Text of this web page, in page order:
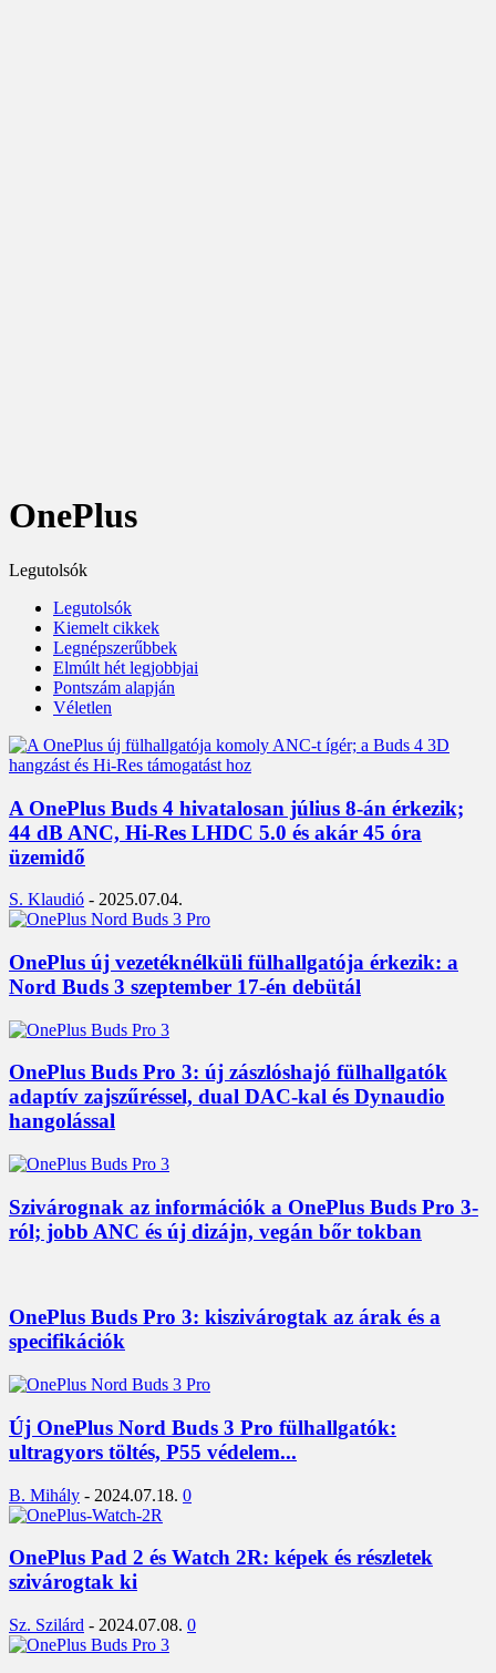
OnePlus
Legutolsók
Legutolsók
Kiemelt cikkek
Legnépszerűbbek
Elmúlt hét legjobbjai
Pontszám alapján
Véletlen
A OnePlus Buds 4 hivatalosan július 8-án érkezik;
44 dB ANC, Hi-Res LHDC 5.0 és akár 45 óra
üzemidő
S. Klaudió - 2025.07.04.
OnePlus új vezetéknélküli fülhallgatója érkezik: a
Nord Buds 3 szeptember 17-én debütál
OnePlus Buds Pro 3: új zászlóshajó fülhallgatók
adaptív zajszűréssel, dual DAC-kal és Dynaudio
hangolással
Szivárognak az információk a OnePlus Buds Pro 3-
ról; jobb ANC és új dizájn, vegán bőr tokban
OnePlus Buds Pro 3: kiszivárogtak az árak és a
specifikációk
Új OnePlus Nord Buds 3 Pro fülhallgatók:
ultragyors töltés, P55 védelem...
B. Mihály - 2024.07.18. 0
OnePlus Pad 2 és Watch 2R: képek és részletek
szivárogtak ki
Sz. Szilárd - 2024.07.08. 0